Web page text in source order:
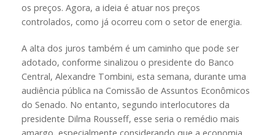
os preços. Agora, a ideia é atuar nos preços
controlados, como já ocorreu com o setor de energia.
A alta dos juros também é um caminho que pode ser
adotado, conforme sinalizou o presidente do Banco
Central, Alexandre Tombini, esta semana, durante uma
audiência pública na Comissão de Assuntos Econômicos
do Senado. No entanto, segundo interlocutores da
presidente Dilma Rousseff, esse seria o remédio mais